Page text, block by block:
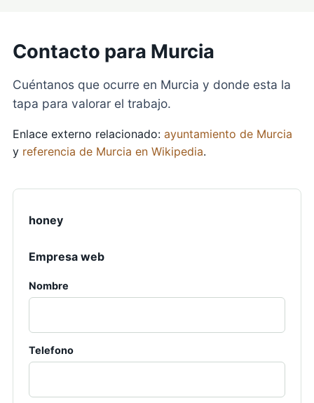
Contacto para Murcia
Cuéntanos que ocurre en Murcia y donde esta la
tapa para valorar el trabajo.
Enlace externo relacionado: ayuntamiento de Murcia
y referencia de Murcia en Wikipedia.
honey
Empresa web
Nombre
Telefono